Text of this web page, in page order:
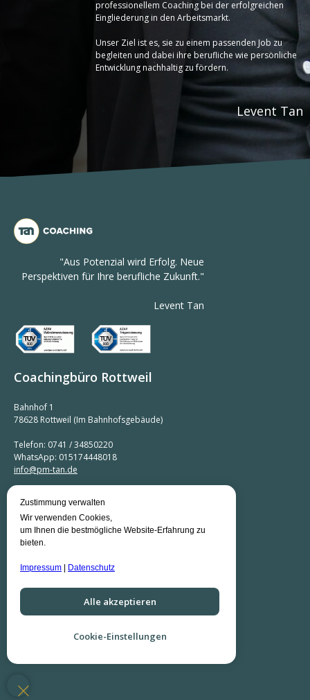
Zustimmung verwalten
Wir verwenden Cookies,
um Ihnen die bestmögliche Website-Erfahrung zu
bieten.
Impressum Datenschutz
Alle akzeptieren
Cookie-Einstellungen
Levent Tan
professionellem Coaching bei der erfolgreichen
Eingliederung in den Arbeitsmarkt.
Unser Ziel ist es, sie zu einem passenden Job zu
begleiten und dabei ihre berufliche wie persönliche
Entwicklung nachhaltig zu fördern.
Bahnhof 1
78628 Rottweil (Im Bahnhofsgebäude)
Telefon: 0741 / 34850220
WhatsApp: 015174448018
info@pm-tan.de
|Impressum
Vockenhauserstr. 2
Telefon: 07721 / 4043741
WhatsApp: 015174448018
Coachingbüro Rottweil
Coachingbüro Villingen
"Aus Potenzial wird Erfolg. Neue
Perspektiven für Ihre berufliche Zukunft."
Levent Tan